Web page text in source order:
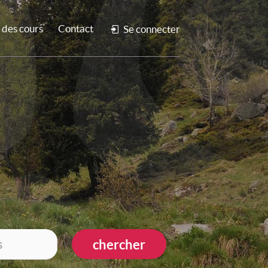
cours Contact Se connecter